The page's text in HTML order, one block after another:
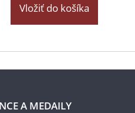
Vložiť do košíka
A MEDAILY